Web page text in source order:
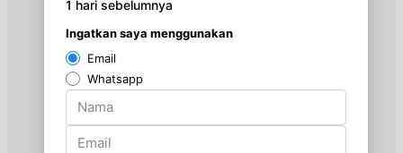
Senin, 31/08/2026
Jam 16:00 - 17:00
Rabu, 02/09/2026
Jam 15:00 - 16:00